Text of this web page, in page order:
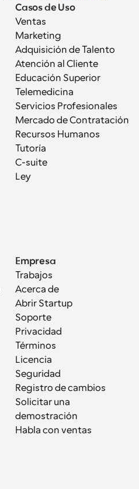
Casos de Uso
Ventas
Marketing
Adquisición de Talento
Atención al Cliente
Educación Superior
Telemedicina
Servicios Profesionales
Mercado de Contratación
Recursos Humanos
Tutoría
C-suite
Ley
Empresa
Trabajos
Acerca de
Abrir Startup
Soporte
Privacidad
Términos
Licencia
Seguridad
Registro de cambios
Solicitar una
demostración
Habla con ventas